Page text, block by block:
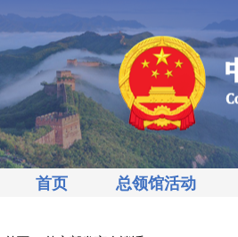
首页 总领馆活动